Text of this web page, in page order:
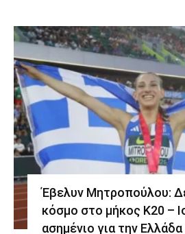
Έβελυν Μητροπούλου:
κόσμο στο μήκος Κ20 –
ασημένιο για την Ελλάδα